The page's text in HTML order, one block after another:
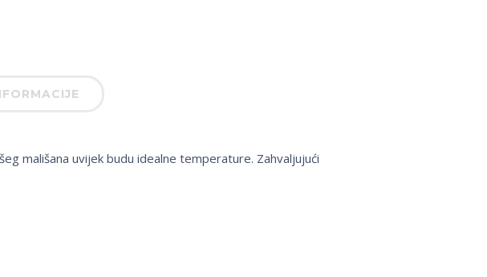
mališana uvijek budu idealne temperature. Zahvaljujući